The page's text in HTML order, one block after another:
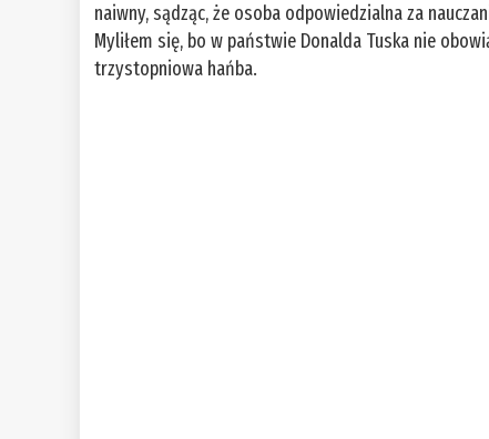
naiwny, sądząc, że osoba odpowiedzialna za
Myliłem się, bo w państwie Donalda Tuska nie
trzystopniowa hańba.